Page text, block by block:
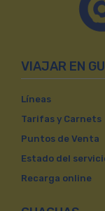
VIAJAR EN
Líneas
Tarifas y Carnets
Puntos de Venta
Estado del
Recarga online